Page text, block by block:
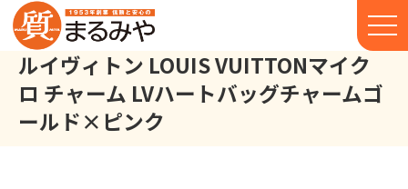
ルイヴィトン LOUIS VUITTONマイク
ロ チャーム LVハートバッグチャームゴ
ールド×ピンク